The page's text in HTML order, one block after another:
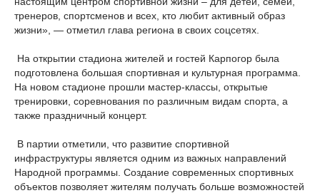
тренеров, спортсменов и всех, кто любит активный образ
жизни», — отметил глава региона в своих соцсетях.
На открытии стадиона жителей и гостей Карпогор была
подготовлена большая спортивная и культурная программа.
На новом стадионе прошли мастер-классы, открытые
тренировки, соревнования по различным видам спорта, а
также праздничный концерт.
В партии отметили, что развитие спортивной
инфраструктуры является одним из важных направлений
Народной программы. Создание современных спортивных
объектов позволяет жителям получать больше возможностей